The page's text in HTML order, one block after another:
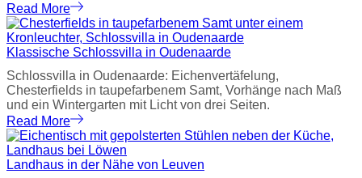
Read More
Klassische Schlossvilla in Oudenaarde
Schlossvilla in Oudenaarde: Eichenvertäfelung,
Chesterfields in taupefarbenem Samt, Vorhänge nach Maß
und ein Wintergarten mit Licht von drei Seiten.
Read More
Landhaus in der Nähe von Leuven